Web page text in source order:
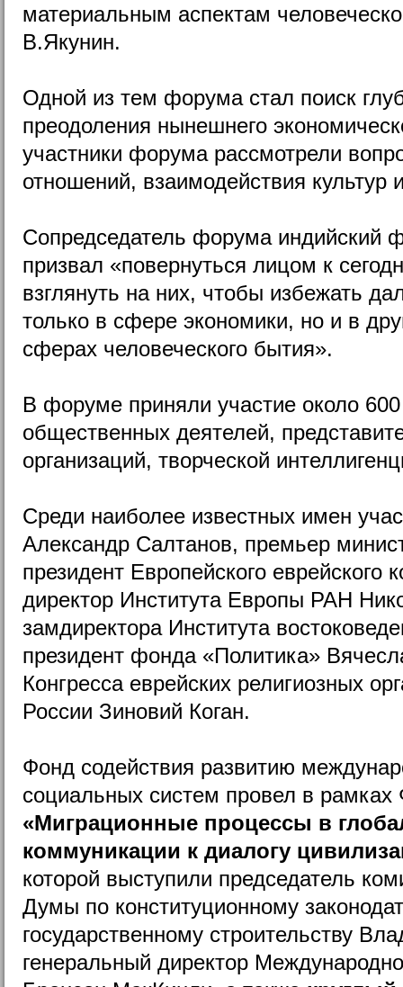
материальным аспектам
В.Якунин.
Одной из тем форума стал поиск
преодоления нынешнего
участники форума рассмотрели
отношений, взаимодействия культур
Сопредседатель форума индийский
призвал «повернуться лицом к
взглянуть на них, чтобы избежать
только в сфере экономики, но и в
сферах человеческого бытия».
В форуме приняли участие около 600
общественных деятелей,
организаций, творческой
Среди наиболее известных имен
Александр Салтанов, премьер
президент Европейского еврейского
директор Института Европы РАН
замдиректора Института
президент фонда «Политика»
Конгресса еврейских религиозных
России Зиновий Коган.
Фонд содействия развитию
социальных систем провел в
«Миграционные процессы в
коммуникации к диалогу
которой выступили председатель
Думы по конституционному
государственному строительству
генеральный директор